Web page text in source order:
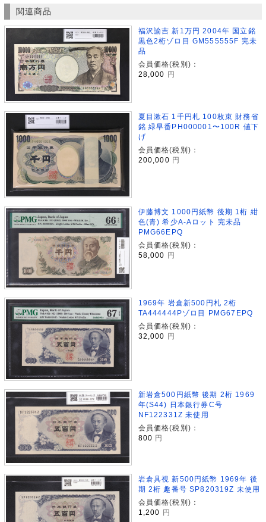
関連商品
福沢諭吉 新1万円 2004年 国立銘
黒色2桁ゾロ目 GM555555F 完未
品
会員価格(税別)：
28,000
円
夏目漱石 1千円札 100枚束 財務省
銘 緑早番PH000001〜100R 値下
げ
会員価格(税別)：
200,000 円
伊藤博文 1000円紙幣 後期 1桁 紺
色(青) 希少A-Aロット 完未品
PMG66EPQ
会員価格(税別)：
58,000 円
1969年 岩倉新500円札 2桁
TA444444Pゾロ目 PMG67EPQ
会員価格(税別)：
32,000
円
新岩倉500円紙幣 後期 2桁 1969
年(S44) 日本銀行券C号
NF122331Z 未使用
会員価格(税別)：
800 円
岩倉具視 新500円紙幣 1969年 後
期 2桁 趣番号 SP820319Z 未使用
会員価格(税別)：
1,200 円